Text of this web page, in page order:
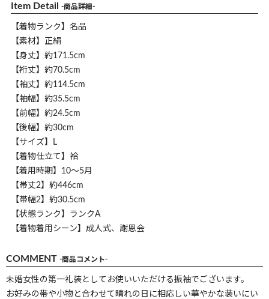
Item Detail -商品詳細-
【着物ランク】名品
【素材】正絹
【身丈】約171.5cm
【裄丈】約70.5cm
【袖丈】約114.5cm
【袖幅】約35.5cm
【前幅】約24.5cm
【後幅】約30cm
【サイズ】L
【着物仕立て】袷
【着用時期】10～5月
【帯丈2】約446cm
【帯幅2】約30.5cm
【状態ランク】ランクA
【着物着用シーン】成人式、謝恩会
COMMENT -商品コメント-
未婚女性の第一礼装としてお使いいただける振袖でございます。
お好みの帯や小物と合わせて晴れの日に相応しい華やかな装いにい